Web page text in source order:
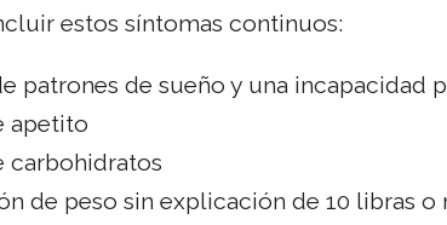
estos síntomas continuos:
patrones de sueño y una incapacidad
apetito
carbohidratos
de peso sin explicación de 10 libras o